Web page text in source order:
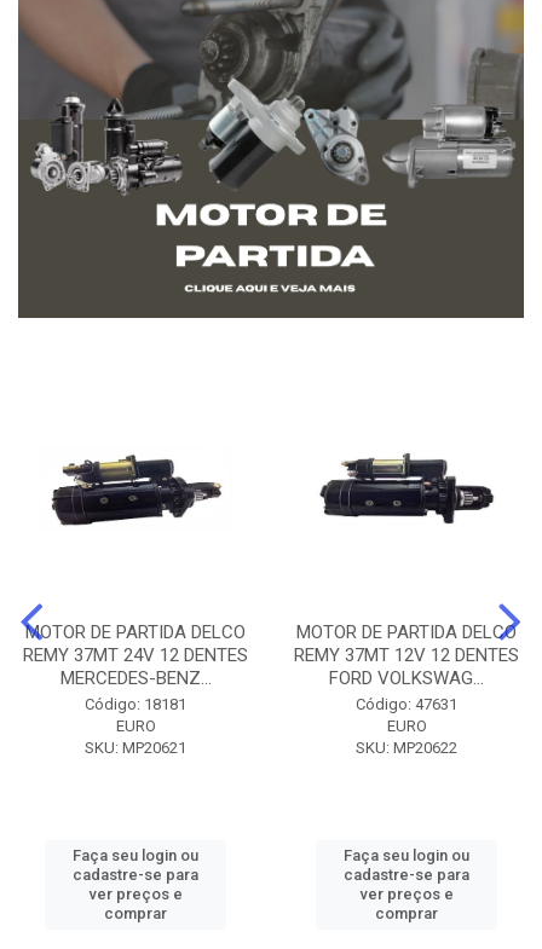
MOTOR DE PARTIDA DELCO
REMY 37MT 24V 12 DENTES
MERCEDES-BENZ...
Código: 18181
EURO
SKU: MP20621
Faça seu login ou
cadastre-se para
ver preços e
comprar
MOTOR DE PARTIDA DELCO
REMY 37MT 12V 12 DENTES
FORD VOLKSWAG...
Código: 47631
EURO
SKU: MP20622
Faça seu login ou
cadastre-se para
ver preços e
comprar